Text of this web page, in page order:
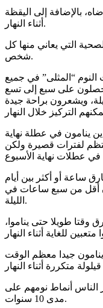
بالإضافة إلى اليقظة
أثناء النهار.
التي يعاني منها كل
شخص.
النوم “المثلى” في جميع
يحصلون على سبع إلى تسع
ويشعرون براحة جيدة
ينامون في عطلة نهاية
لفترات قصيرة ولكن
ساعة أو أكثر بين أيام
أقل من سبع ساعات في
الليلة.
وقتا طويلا حتى يناموا،
ينامون جيدا معظم الوقت
الناس أنماط نومهم على
مدى 10 سنوات.